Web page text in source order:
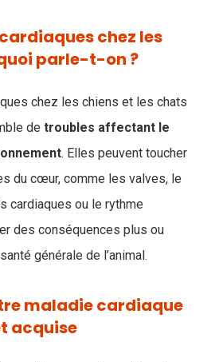
chez les
parle-t-on ?
chez les chiens et les chats
de troubles affectant le
. Elles peuvent toucher
du cœur, comme les valves, le
cardiaques ou le rythme
des conséquences plus ou
générale de l’animal.
maladie cardiaque
acquise